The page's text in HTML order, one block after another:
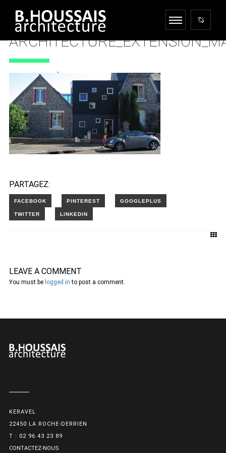
18 DÉCEMBRE 2017
PARTAGEZ:
LEAVE A COMMENT
You must be logged in to post a comment.
KERAVEL
22450 LA ROCHE-DERRIEN
T : 02 96 43 23 89
CONTACTEZ-NOUS